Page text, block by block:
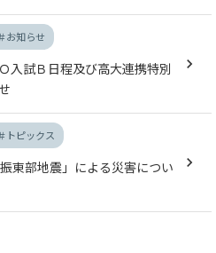
お知らせ
入試Ｂ日程及び高大連携特別
トピックス
東部地震」による災害につい